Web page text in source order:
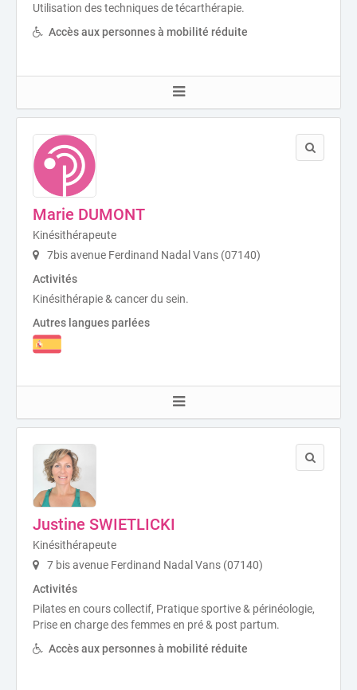
Utilisation des techniques de técarthérapie.
Accès aux personnes à mobilité réduite
Marie DUMONT
Kinésithérapeute
7bis avenue Ferdinand Nadal Vans (07140)
Activités
Kinésithérapie & cancer du sein.
Autres langues parlées
Justine SWIETLICKI
Kinésithérapeute
7 bis avenue Ferdinand Nadal Vans (07140)
Activités
Pilates en cours collectif, Pratique sportive & périnéologie,
Prise en charge des femmes en pré & post partum.
Accès aux personnes à mobilité réduite